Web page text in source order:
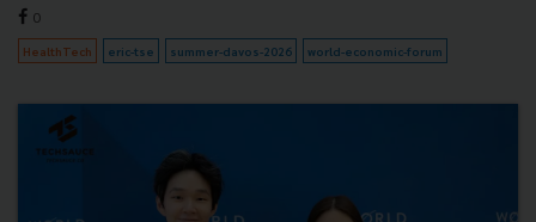
0
HealthTech eric-tse summer-davos-2026 world-economic-forum